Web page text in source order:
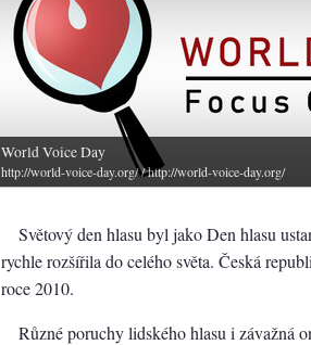
World Voice Day
http://world-voice-day.org// http://world-voice-day.org/
Světový den hlasu byl jako Den hlasu
rychle rozšířila do celého světa. Česká
roce 2010.
Různé poruchy lidského hlasu i závažná